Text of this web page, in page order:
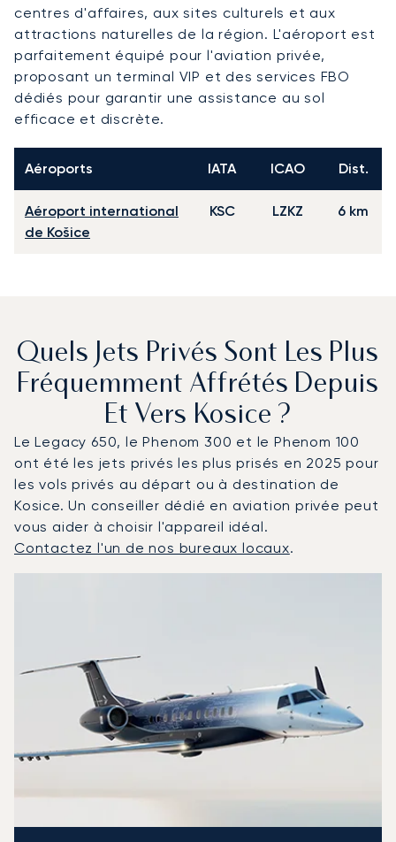
centres d'affaires, aux sites culturels et aux
attractions naturelles de la région. L'aéroport est
parfaitement équipé pour l'aviation privée,
proposant un terminal VIP et des services FBO
dédiés pour garantir une assistance au sol
efficace et discrète.
Aéroports IATA ICAO Dist.
Aéroport international
de Košice
KSC LZKZ 6 km
Quels Jets Privés Sont Les Plus
Fréquemment Affrétés Depuis
Et Vers Kosice ?
Le Legacy 650, le Phenom 300 et le Phenom 100
ont été les jets privés les plus prisés en 2025 pour
les vols privés au départ ou à destination de
Kosice. Un conseiller dédié en aviation privée peut
vous aider à choisir l'appareil idéal.
Contactez l'un de nos bureaux locaux.